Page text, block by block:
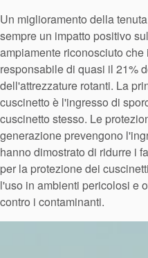
Accademia
brochure
Video
Un miglioramento della
sempre un impatto positivo
ampiamente riconosciuto
responsabile di quasi il 21%
dell'attrezzature rotanti. La
cuscinetto è l'ingresso di
cuscinetto stesso. Le
generazione prevengono
hanno dimostrato di ridurre i
per la protezione dei
l'uso in ambienti pericolosi e
contro i contaminanti.